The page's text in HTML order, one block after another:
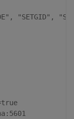
, "SETGID" ,